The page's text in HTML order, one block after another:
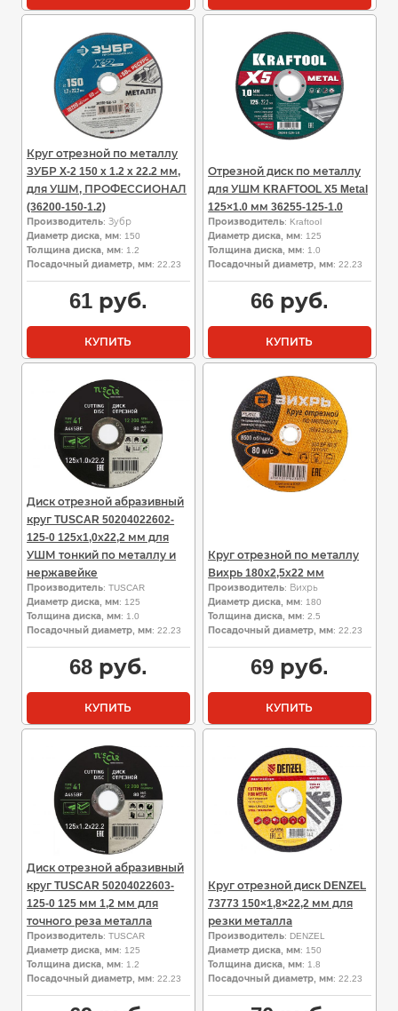
Круг отрезной по металлу
ЗУБР X-2 150 x 1.2 x 22.2 мм,
для УШМ, ПРОФЕССИОНАЛ
(36200-150-1.2)
Производитель: Зубр
Диаметр диска, мм: 150
Толщина диска, мм: 1.2
Посадочный диаметр, мм: 22.23
61руб.
КУПИТЬ
Отрезной диск по металлу
для УШМ KRAFTOOL X5 Metal
125×1.0 мм 36255-125-1.0
Производитель: Kraftool
Диаметр диска, мм: 125
Толщина диска, мм: 1.0
Посадочный диаметр, мм: 22.23
66руб.
КУПИТЬ
Диск отрезной абразивный
круг TUSCAR 50204022602-
125-0 125х1,0х22,2 мм для
УШМ тонкий по металлу и
нержавейке
Производитель: TUSCAR
Диаметр диска, мм: 125
Толщина диска, мм: 1.0
Посадочный диаметр, мм: 22.23
68руб.
КУПИТЬ
Круг отрезной по металлу
Вихрь 180х2,5х22 мм
Производитель: Вихрь
Диаметр диска, мм: 180
Толщина диска, мм: 2.5
Посадочный диаметр, мм: 22.23
69руб.
КУПИТЬ
Диск отрезной абразивный
круг TUSCAR 50204022603-
125-0 125 мм 1,2 мм для
точного реза металла
Производитель: TUSCAR
Диаметр диска, мм: 125
Толщина диска, мм: 1.2
Посадочный диаметр, мм: 22.23
Круг отрезной диск DENZEL
73773 150×1,8×22,2 мм для
резки металла
Производитель: DENZEL
Диаметр диска, мм: 150
Толщина диска, мм: 1.8
Посадочный диаметр, мм: 22.23